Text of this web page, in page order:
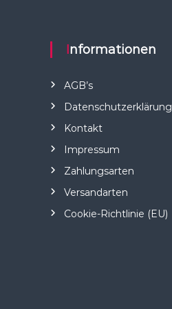
Informationen
AGB’s
Datenschutzerklärung
Kontakt
Impressum
Zahlungsarten
Versandarten
Cookie-Richtlinie (EU)